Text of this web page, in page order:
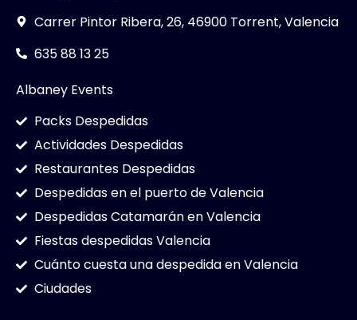
Carrer Pintor Ribera, 26, 46900 Torrent, Valencia
635 88 13 25
Albaney Events
Packs Despedidas
Actividades Despedidas
Restaurantes Despedidas
Despedidas en el puerto de Valencia
Despedidas Catamarán en Valencia
Fiestas despedidas Valencia
Cuánto cuesta una despedida en Valencia
Ciudades